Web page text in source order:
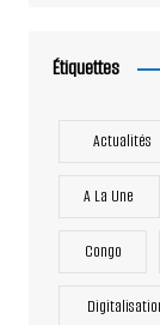
Étiquettes
Actualités
A La Une
Congo